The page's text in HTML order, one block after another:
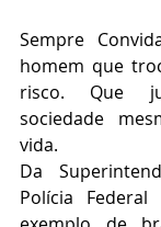
Sempre
homem que
risco. Que
sociedade
vida.
Da
Polícia